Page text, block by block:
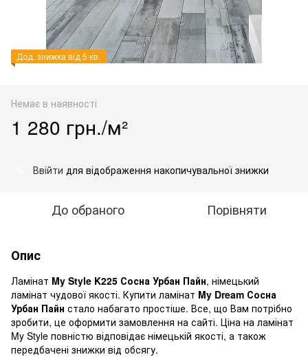
Дод. знижка від 5 кв.
Немає в наявності
1 280 грн./м²
Ввійти для відображення накопичувальної знижки
До обраного Порівняти
Опис
Ламінат My Style K225 Сосна Урбан Пайн, німецький
ламінат чудової якості. Купити ламінат My Dream Сосна
Урбан Пайн стало набагато простіше. Все, що Вам потрібно
зробити, це оформити замовлення на сайті. Ціна на ламінат
My Style повністю відповідає німецькій якості, а також
передбачені знижки від обсягу.